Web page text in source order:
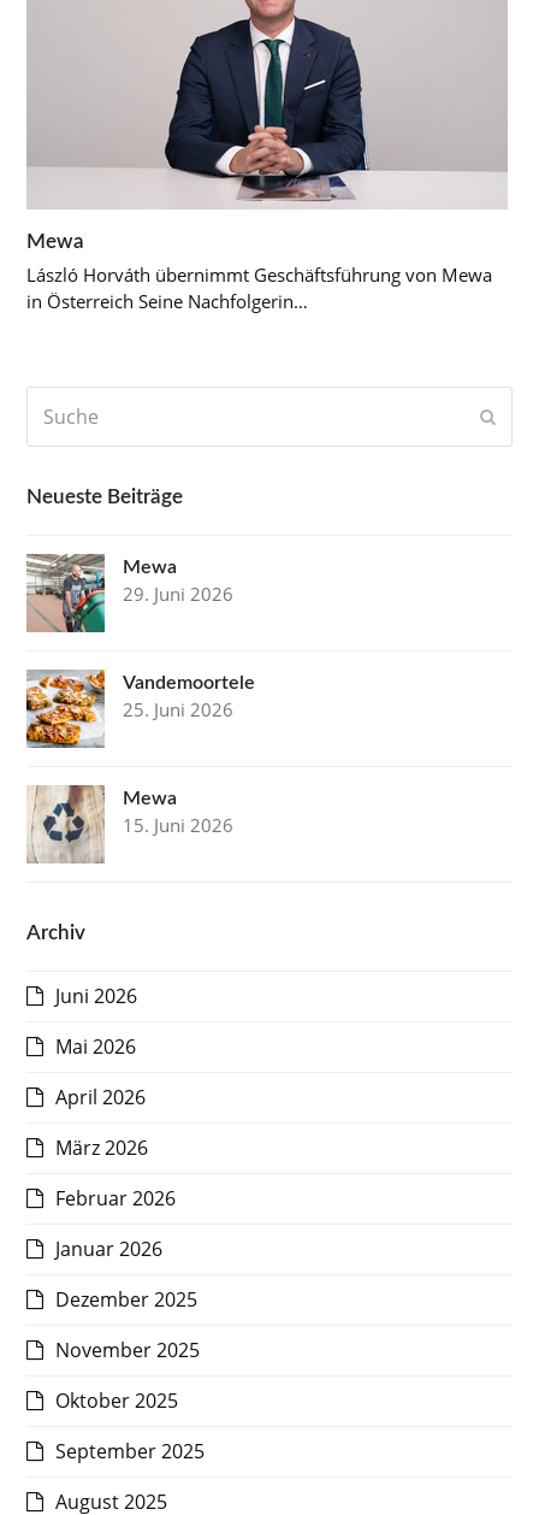
Mewa
László Horváth übernimmt Geschäftsführung von Mewa
in Österreich Seine Nachfolgerin…
Neueste Beiträge
Mewa
29. Juni 2026
Vandemoortele
25. Juni 2026
Mewa
15. Juni 2026
Archiv
Juni 2026
Mai 2026
April 2026
März 2026
Februar 2026
Januar 2026
Dezember 2025
November 2025
Oktober 2025
September 2025
August 2025